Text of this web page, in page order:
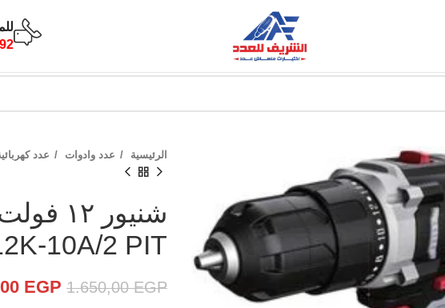
الرئيسية عدد وادوات عدد
10A/2 PIT
1.650,00EGP
EGP